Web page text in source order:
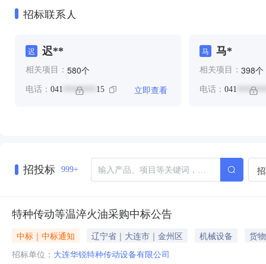
招标联系人
迟 迟**
相关项目： 580个
电话： 041 ******** 15 立即查看
马 马*
相关项目： 398个
电话： 041
招投标 999+
特种传动等温淬火油采购中标公告
中标｜中标通知 辽宁省｜大连市｜金州区 机械设备
货物
招标单位： 大连华锐特种传动设备有限公司